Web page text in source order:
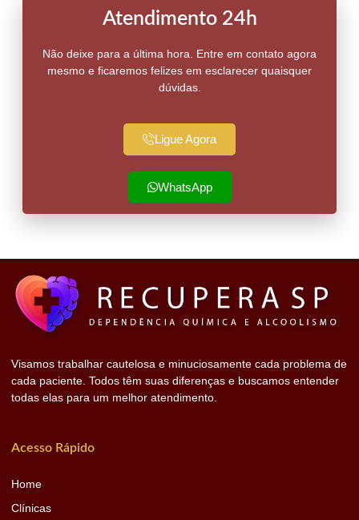
Atendimento 24h
Não deixe para a última hora. Entre em contato agora
mesmo e ficaremos felizes em esclarecer quaisquer
dúvidas.
Ligue Agora
WhatsApp
Visamos trabalhar cautelosa e minuciosamente cada problema de
cada paciente. Todos têm suas diferenças e buscamos entender
todas elas para um melhor atendimento.
Acesso Rápido
Home
Clínicas